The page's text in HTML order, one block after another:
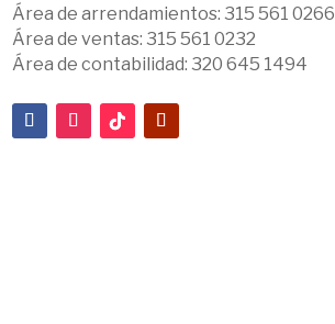
Área de arrendamientos: 315 561 0266
Área de ventas: 315 561 0232
Área de contabilidad: 320 645 1494